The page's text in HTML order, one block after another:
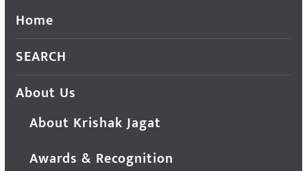
Home
SEARCH
About Us
About Krishak Jagat
Awards & Recognition